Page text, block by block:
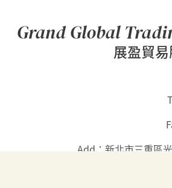
Grand Global
展盈貿
Add：新北市三重區